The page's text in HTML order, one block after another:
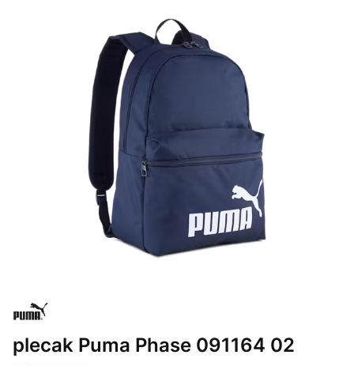
plecak Puma Phase 091164 02